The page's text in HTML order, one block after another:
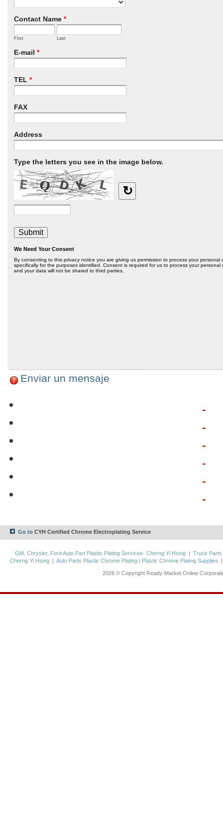
Enviar un mensaje
Go to CYH Certified Chrome Electroplating Service
GM, Chrysler, Ford Auto Part Plastic Plating Services- Cherng Yi Hsing | Truck Parts
Cherng Yi Hsing |Auto Parts Plastic Chrome Plating | Plastic Chrome Plating Supplies
2026 © Copyright Ready-Market Online